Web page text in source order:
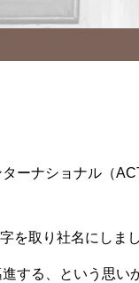
ーナショナル（
を取り社名にしまし
する、という思い